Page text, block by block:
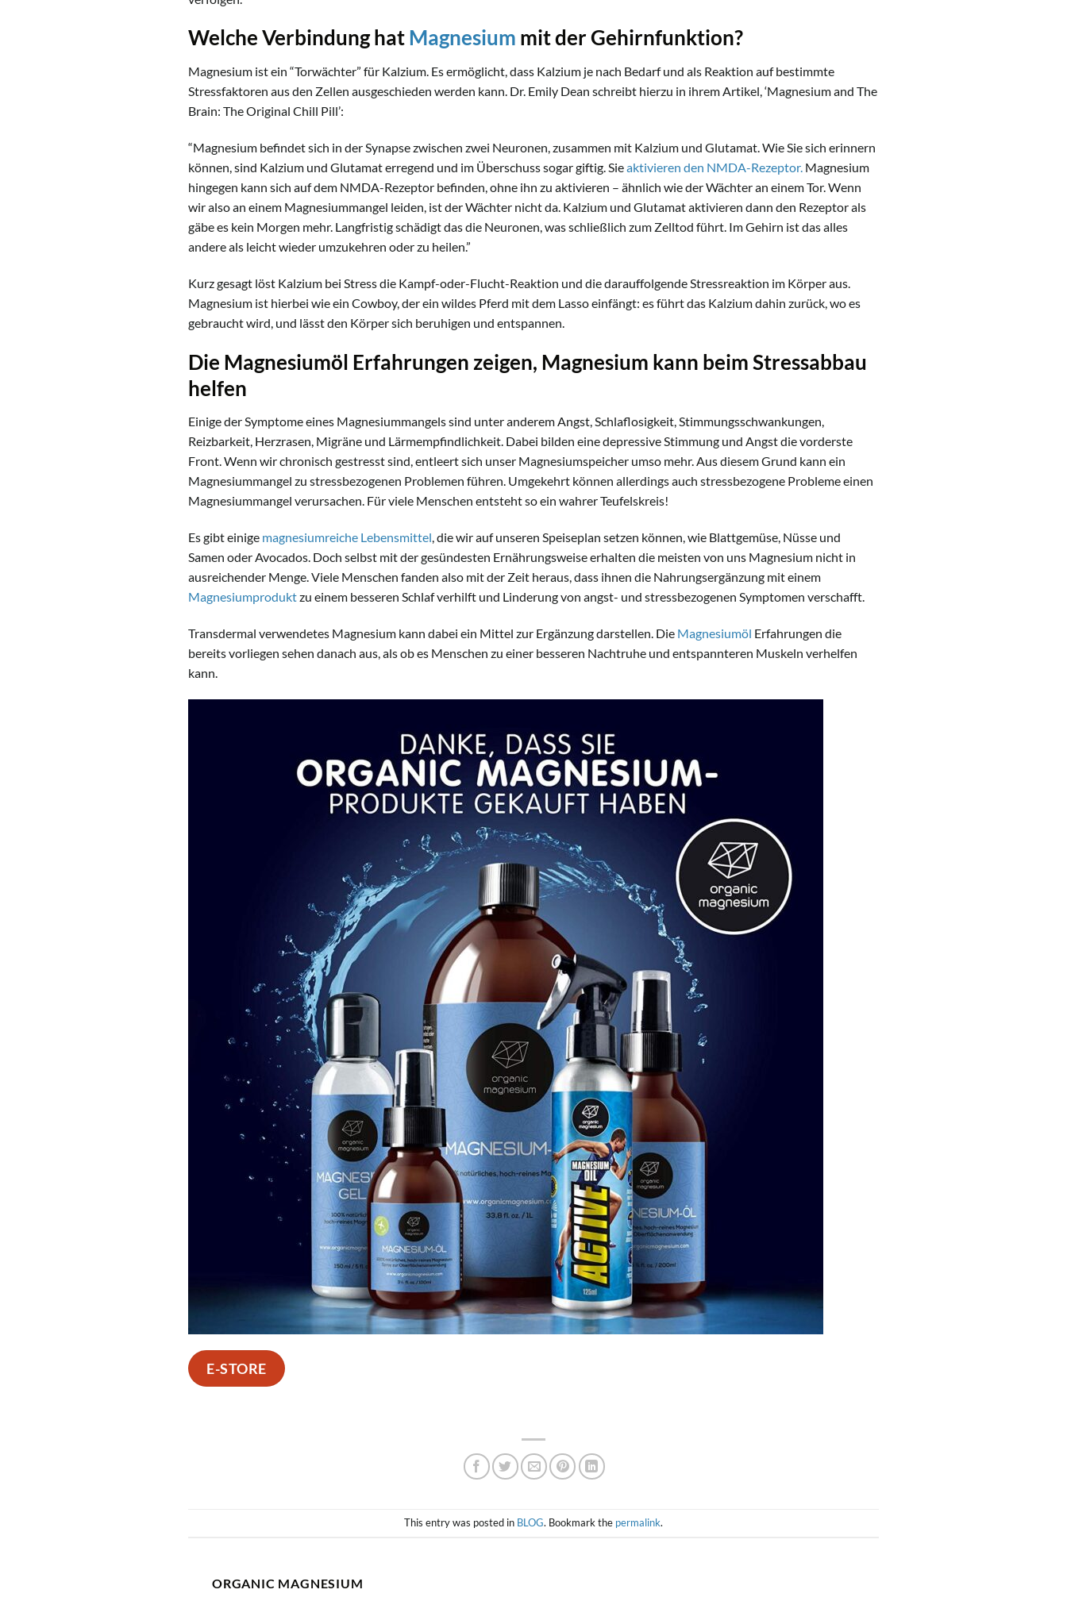
Welche Verbindung hat Magnesium mit der Gehirnfunktion?
Magnesium ist ein “Torwächter” für Kalzium. Es ermöglicht, dass Kalzium je nach Bedarf und als Reaktion auf bestimmte
Stressfaktoren aus den Zellen ausgeschieden werden kann. Dr. Emily Dean schreibt hierzu in ihrem Artikel, ‘Magnesium and The
Brain: The Original Chill Pill’:
“Magnesium befindet sich in der Synapse zwischen zwei Neuronen, zusammen mit Kalzium und Glutamat. Wie Sie sich erinnern
können, sind Kalzium und Glutamat erregend und im Überschuss sogar giftig. Sieaktivieren den NMDA-Rezeptor. Magnesium
hingegen kann sich auf dem NMDA-Rezeptor befinden, ohne ihn zu aktivieren – ähnlich wie der Wächter an einem Tor. Wenn
wir also an einem Magnesiummangel leiden, ist der Wächter nicht da. Kalzium und Glutamat aktivieren dann den Rezeptor als
gäbe es kein Morgen mehr. Langfristig schädigt das die Neuronen, was schließlich zum Zelltod führt. Im Gehirn ist das alles
andere als leicht wieder umzukehren oder zu heilen.”
Kurz gesagt löst Kalzium bei Stress die Kampf-oder-Flucht-Reaktion und die darauffolgende Stressreaktion im Körper aus.
Magnesium ist hierbei wie ein Cowboy, der ein wildes Pferd mit dem Lasso einfängt: es führt das Kalzium dahin zurück, wo es
gebraucht wird, und lässt den Körper sich beruhigen und entspannen.
Die Magnesiumöl Erfahrungen zeigen, Magnesium kann beim Stressabbau
helfen
Einige der Symptome eines Magnesiummangels sind unter anderem Angst, Schlaflosigkeit, Stimmungsschwankungen,
Reizbarkeit, Herzrasen, Migräne und Lärmempfindlichkeit. Dabei bilden eine depressive Stimmung und Angst die vorderste
Front. Wenn wir chronisch gestresst sind, entleert sich unser Magnesiumspeicher umso mehr. Aus diesem Grund kann ein
Magnesiummangel zu stressbezogenen Problemen führen. Umgekehrt können allerdings auch stressbezogene Probleme einen
Magnesiummangel verursachen. Für viele Menschen entsteht so ein wahrer Teufelskreis!
Es gibt einige magnesiumreiche Lebensmittel, die wir auf unseren Speiseplan setzen können, wie Blattgemüse, Nüsse und
Samen oder Avocados. Doch selbst mit der gesündesten Ernährungsweise erhalten die meisten von uns Magnesium nicht in
ausreichender Menge. Viele Menschen fanden also mit der Zeit heraus, dass ihnen die Nahrungsergänzung mit einem
Magnesiumproduktzu einem besseren Schlaf verhilft und Linderung von angst- und stressbezogenen Symptomen verschafft.
Transdermal verwendetes Magnesium kann dabei ein Mittel zur Ergänzung darstellen. Die Magnesiumöl Erfahrungen die
bereits vorliegen sehen danach aus, als ob es Menschen zu einer besseren Nachtruhe und entspannteren Muskeln verhelfen
kann.
E-STORE
This entry was posted in BLOG. Bookmark the permalink.
ORGANIC MAGNESIUM